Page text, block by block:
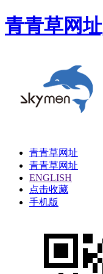
青青草网
青青草网址
青青草网址
ENGLISH
点击收藏
手机版